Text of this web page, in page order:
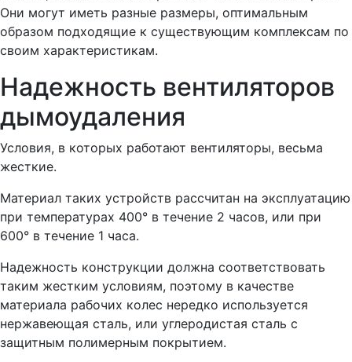
Они могут иметь разные размеры, оптимальным
образом подходящие к существующим комплексам по
своим характеристикам.
Надежность вентиляторов
дымоудаления
Условия, в которых работают вентиляторы, весьма
жесткие.
Материал таких устройств рассчитан на эксплуатацию
при температурах 400° в течение 2 часов, или при
600° в течение 1 часа.
Надежность конструкции должна соответствовать
таким жестким условиям, поэтому в качестве
материала рабочих колес нередко используется
нержавеющая сталь, или углеродистая сталь с
защитным полимерным покрытием.